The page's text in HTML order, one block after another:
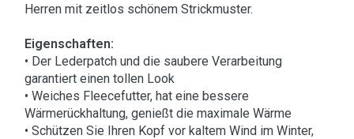
Herren mit zeitlos schönem Strickmuster.
Eigenschaften:
• Der Lederpatch und die saubere Verarbeitung
garantiert einen tollen Look
• Weiches Fleecefutter, hat eine bessere
Wärmerückhaltung, genießt die maximale Wärme
• Schützen Sie Ihren Kopf vor kaltem Wind im Winter,